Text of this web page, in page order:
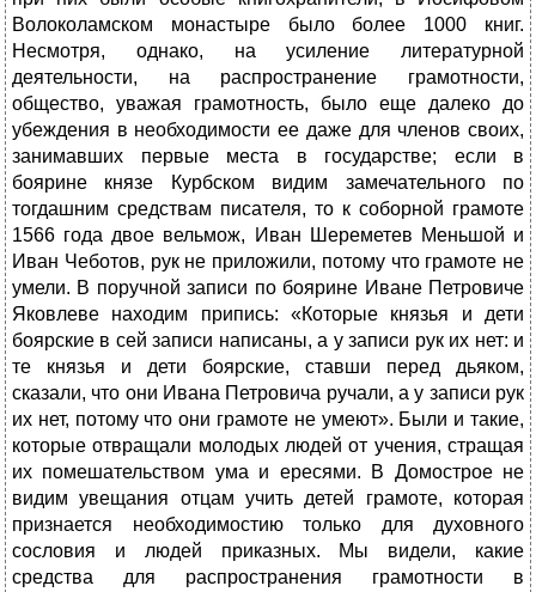
Волоколамском монастыре было более 1000 книг.
Несмотря, однако, на усиление литературной
деятельности, на распространение грамотности,
общество, уважая грамотность, было еще далеко до
убеждения в необходимости ее даже для членов своих,
занимавших первые места в государстве; если в
боярине князе Курбском видим замечательного по
тогдашним средствам писателя, то к соборной грамоте
1566 года двое вельмож, Иван Шереметев Меньшой и
Иван Чеботов, рук не приложили, потому что грамоте не
умели. В поручной записи по боярине Иване Петровиче
Яковлеве находим припись: «Которые князья и дети
боярские в сей записи написаны, а у записи рук их нет: и
те князья и дети боярские, ставши перед дьяком,
сказали, что они Ивана Петровича ручали, а у записи рук
их нет, потому что они грамоте не умеют». Были и такие,
которые отвращали молодых людей от учения, стращая
их помешательством ума и ересями. В Домострое не
видим увещания отцам учить детей грамоте, которая
признается необходимостию только для духовного
сословия и людей приказных. Мы видели, какие
средства для распространения грамотности в